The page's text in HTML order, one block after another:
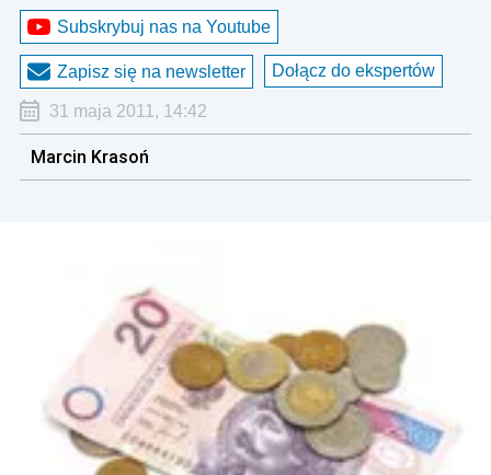
Subskrybuj nas na Youtube
Zapisz się na newsletter Dołącz do ekspertów
31 maja 2011, 14:42
Marcin Krasoń